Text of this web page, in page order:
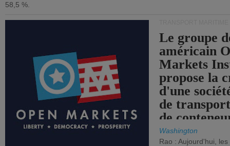
58,5 %.
Le groupe
américain
Markets
propose la
d'une
de
de
Washington
Rao : Aujourd'hui,